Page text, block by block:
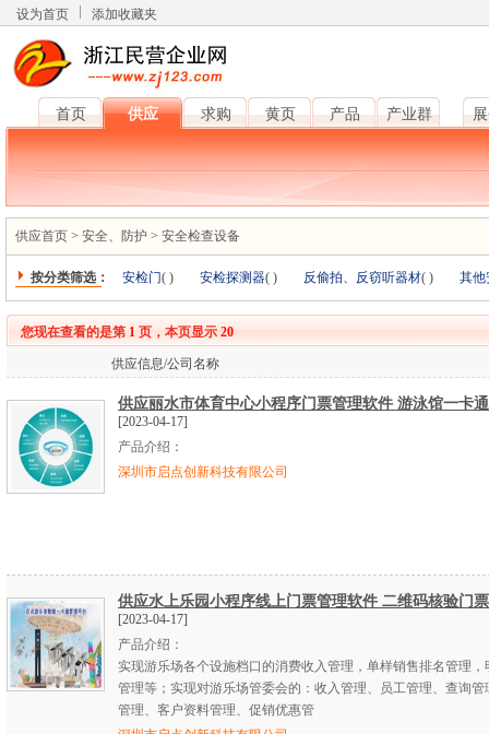
设为首页 添加收藏夹
首页 供应 求购 黄页 产品 产业群
供应首页 > 安全、防护 > 安全检查设备
按分类筛选： 安检门( ) 安检探测器( ) 反偷拍、反窃听器材( ) 其他
您现在查看的是第 1 页，本页显示 20
供应信息/公司名称
供应丽水市体育中心小程序门票管理软件 游泳馆一卡
[2023-04-17]
产品介绍：
深圳市启点创新科技有限公司
供应水上乐园小程序线上门票管理软件 二维码核验门
[2023-04-17]
产品介绍：
实现游乐场各个设施档口的消费收入管理，单样销售排名管理，
管理等；实现对游乐场管委会的：收入管理、员工管理、查询管
管理、客户资料管理、促销优惠管